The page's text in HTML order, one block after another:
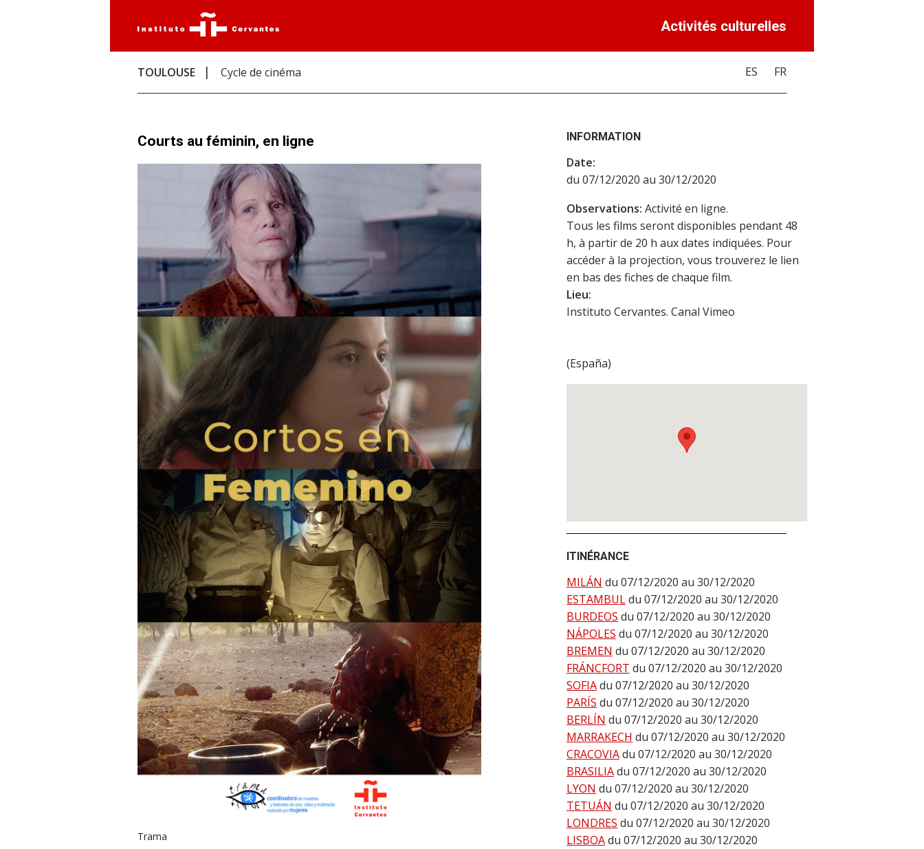
Activités culturelles
TOULOUSE Cycle de cinéma ES FR
Courts au féminin, en ligne
Trama
INFORMATION
Date:
du 07/12/2020 au 30/12/2020
Observations: Activité en ligne.
Tous les films seront disponibles pendant 48
h, à partir de 20 h aux dates indiquées. Pour
accéder à la projection, vous trouverez le lien
en bas des fiches de chaque film.
Lieu:
Instituto Cervantes. Canal Vimeo
(España)
ITINÉRANCE
MILÁN du 07/12/2020 au 30/12/2020
ESTAMBULdu 07/12/2020 au 30/12/2020
BURDEOS du 07/12/2020 au 30/12/2020
NÁPOLES du 07/12/2020 au 30/12/2020
BREMEN du 07/12/2020 au 30/12/2020
FRÁNCFORT du 07/12/2020 au 30/12/2020
SOFIAdu 07/12/2020 au 30/12/2020
PARÍS du 07/12/2020 au 30/12/2020
BERLÍN du 07/12/2020 au 30/12/2020
MARRAKECH du 07/12/2020 au 30/12/2020
CRACOVIAdu 07/12/2020 au 30/12/2020
BRASILIAdu 07/12/2020 au 30/12/2020
LYON du 07/12/2020 au 30/12/2020
TETUÁN du 07/12/2020 au 30/12/2020
LONDRES du 07/12/2020 au 30/12/2020
LISBOAdu 07/12/2020 au 30/12/2020